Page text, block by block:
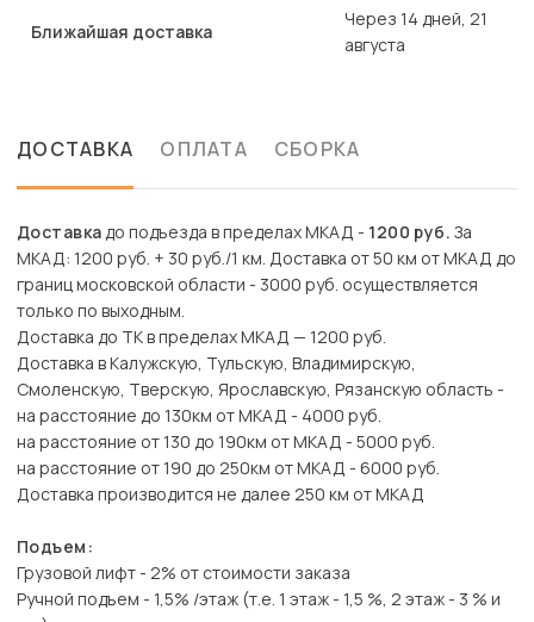
Ближайшая доставка
Через 14 дней, 21
августа
ДОСТАВКА ОПЛАТА СБОРКА
Доставкадо подъезда в пределах МКАД - 1200 руб. За
МКАД: 1200 руб. + 30 руб./1 км. Доставка от 50 км от МКАД до
границ московской области - 3000 руб. осуществляется
только по выходным.
Доставка до ТК в пределах МКАД — 1200 руб.
Доставка в Калужскую, Тульскую, Владимирскую,
Смоленскую, Тверскую, Ярославскую, Рязанскую область -
на расстояние до 130км от МКАД - 4000 руб.
на расстояние от 130 до 190км от МКАД - 5000 руб.
на расстояние от 190 до 250км от МКАД - 6000 руб.
Доставка производится не далее 250 км от МКАД
Подъем:
Грузовой лифт - 2% от стоимости заказа
Ручной подъем - 1,5% /этаж (т.е. 1 этаж - 1,5 %, 2 этаж - 3 % и